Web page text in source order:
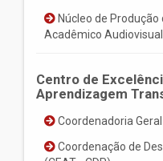
Núcleo de
Acadêmico
Centro de
Aprendizagem
Coordenadoria Geral
Coordenação de